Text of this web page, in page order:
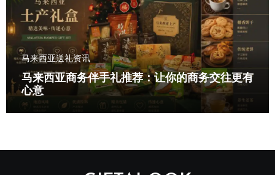
马来西亚送礼资讯
马来西亚商务伴手礼推荐：让你的商务交往更有
心意